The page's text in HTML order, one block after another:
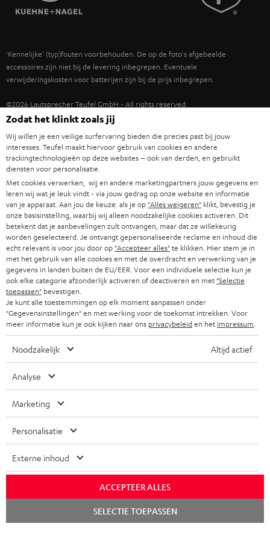
ULTIMA
FANSHOP
NIEUWKOMERS
TEUFEL STORY
DUURZAAMHEID
KADOBON
TOEGANKELIJK
POLEN
ITALIË
USA
ANDERE LANDEN
'Kennelijke' (typ)fouten voorbehouden. De op de foto's afgebeelde
accessoires zijn niet bij de levering inbegrepen. Eventuele
verwijderingskosten voor batterijen zijn bij de prijs inbegrepen.
©2026 Lautsprecher Teufel GmbH - All rights reserved.
Instellingen privacybeleid
EU Data Act hier de overeenkomst herroepen
Zodat het klinkt zoals jij
Wij willen je een veilige surfervaring bieden die precies past bij jouw
interesses. Teufel maakt hiervoor gebruik van cookies en andere
trackingtechnologieën op deze websites – ook van derden, en gebruikt
diensten voor personalisatie.
Met cookies verwerken, wij en andere marketingpartners jouw gegevens en
leren wij wat je leuk vindt - via jouw gedrag op onze website en informatie
van je apparaat. Aan jou de keuze: als je op "Alles weigeren" klikt, bevestig je
onze basisinstelling, waarbij wij alleen noodzakelijke cookies activeren. Dit
betekent dat je aanbevelingen zult ontvangen, maar dat ze willekeurig
worden geselecteerd. Je ontvangt gepersonaliseerde reclame en inhoud die
echt relevant is voor jou door op "Accepteer alles"te klikken. Hier stem je in
met het gebruik van alle cookies en met de overdracht en verwerking van je
gegevens in landen buiten de EU/EER. Voor een individuele selectie kun je
ook elke categorie afzonderlijk activeren of deactiveren en met "Selectie
toepassen" bevestigen.
Je kunt alle toestemmingen op elk moment aanpassen onder
"Gegevensinstellingen" en met werking voor de toekomst intrekken. Voor
meer informatie kun je ook kijken naar ons privacybeleiden het impressum
Noodzakelijk Altijd actief
Analyse
Marketing
Personalisatie
Externe inhoud
ACCEPTEER ALLES
SELECTIE TOEPASSEN